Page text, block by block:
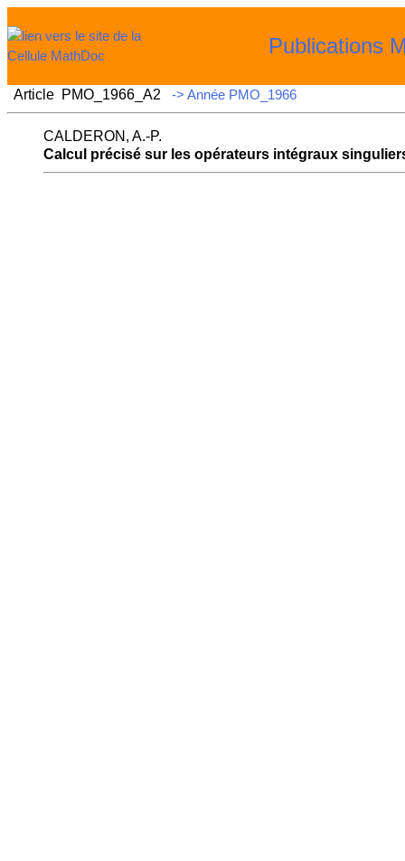
Publications
Article PMO_1966_A2 -> Année PMO_1966
CALDERON, A.-P.
Calcul précisé sur les opérateurs intégraux